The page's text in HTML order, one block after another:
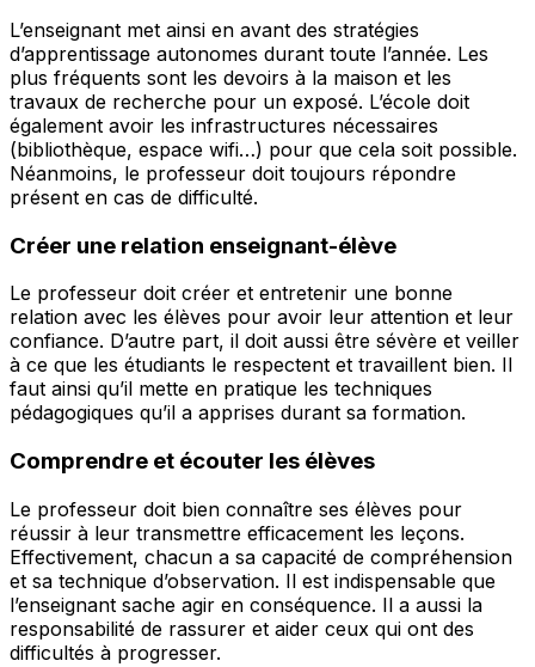
L’enseignant met ainsi en avant des stratégies
d’apprentissage autonomes durant toute l’année. Les
plus fréquents sont les devoirs à la maison et les
travaux de recherche pour un exposé. L’école doit
également avoir les infrastructures nécessaires
(bibliothèque, espace wifi…) pour que cela soit possible.
Néanmoins, le professeur doit toujours répondre
présent en cas de difficulté.
Créer une relation enseignant-élève
Le professeur doit créer et entretenir une bonne
relation avec les élèves pour avoir leur attention et leur
confiance. D’autre part, il doit aussi être sévère et veiller
à ce que les étudiants le respectent et travaillent bien. Il
faut ainsi qu’il mette en pratique les techniques
pédagogiques qu’il a apprises durant sa formation.
Comprendre et écouter les élèves
Le professeur doit bien connaître ses élèves pour
réussir à leur transmettre efficacement les leçons.
Effectivement, chacun a sa capacité de compréhension
et sa technique d’observation. Il est indispensable que
l’enseignant sache agir en conséquence. Il a aussi la
responsabilité de rassurer et aider ceux qui ont des
difficultés à progresser.